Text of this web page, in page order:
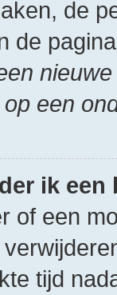
de
de
een
ik een
of een
tijd